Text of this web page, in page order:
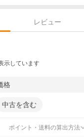
レビュー
示しています
格
中古を含む
ポイント・送料の算出方法